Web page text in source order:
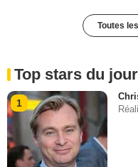
Toutes
Top stars du jour
1